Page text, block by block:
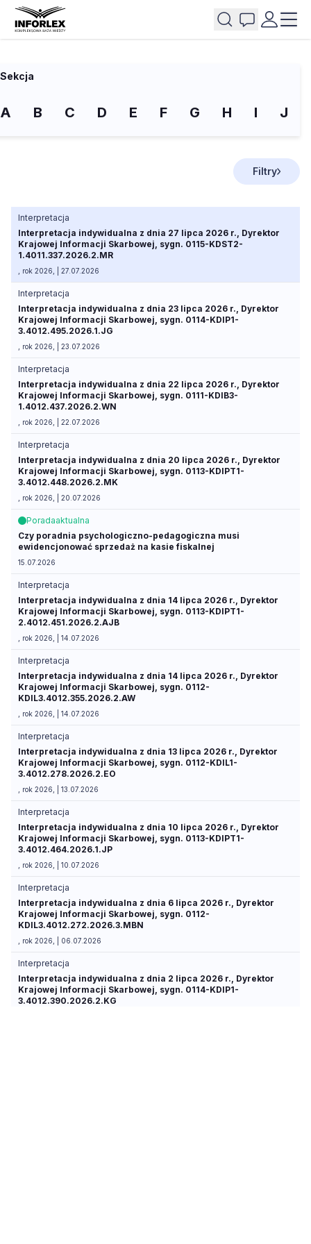
Sekcja
A B C D E F G H I J
Filtry
Interpretacja
Interpretacja indywidualna z dnia 27 lipca 2026 r., Dyrektor
Krajowej Informacji Skarbowej, sygn. 0115-KDST2-
1.4011.337.2026.2.MR
, rok 2026, | 27.07.2026
Interpretacja
Interpretacja indywidualna z dnia 23 lipca 2026 r., Dyrektor
Krajowej Informacji Skarbowej, sygn. 0114-KDIP1-
3.4012.495.2026.1.JG
, rok 2026, | 23.07.2026
Interpretacja
Interpretacja indywidualna z dnia 22 lipca 2026 r., Dyrektor
Krajowej Informacji Skarbowej, sygn. 0111-KDIB3-
1.4012.437.2026.2.WN
, rok 2026, | 22.07.2026
Interpretacja
Interpretacja indywidualna z dnia 20 lipca 2026 r., Dyrektor
Krajowej Informacji Skarbowej, sygn. 0113-KDIPT1-
3.4012.448.2026.2.MK
, rok 2026, | 20.07.2026
Poradaaktualna
Czy poradnia psychologiczno-pedagogiczna musi
ewidencjonować sprzedaż na kasie fiskalnej
15.07.2026
Interpretacja
Interpretacja indywidualna z dnia 14 lipca 2026 r., Dyrektor
Krajowej Informacji Skarbowej, sygn. 0113-KDIPT1-
2.4012.451.2026.2.AJB
, rok 2026, | 14.07.2026
Interpretacja
Interpretacja indywidualna z dnia 14 lipca 2026 r., Dyrektor
Krajowej Informacji Skarbowej, sygn. 0112-
KDIL3.4012.355.2026.2.AW
, rok 2026, | 14.07.2026
Interpretacja
Interpretacja indywidualna z dnia 13 lipca 2026 r., Dyrektor
Krajowej Informacji Skarbowej, sygn. 0112-KDIL1-
3.4012.278.2026.2.EO
, rok 2026, | 13.07.2026
Interpretacja
Interpretacja indywidualna z dnia 10 lipca 2026 r., Dyrektor
Krajowej Informacji Skarbowej, sygn. 0113-KDIPT1-
3.4012.464.2026.1.JP
, rok 2026, | 10.07.2026
Interpretacja
Interpretacja indywidualna z dnia 6 lipca 2026 r., Dyrektor
Krajowej Informacji Skarbowej, sygn. 0112-
KDIL3.4012.272.2026.3.MBN
, rok 2026, | 06.07.2026
Interpretacja
Interpretacja indywidualna z dnia 2 lipca 2026 r., Dyrektor
Krajowej Informacji Skarbowej, sygn. 0114-KDIP1-
3.4012.390.2026.2.KG